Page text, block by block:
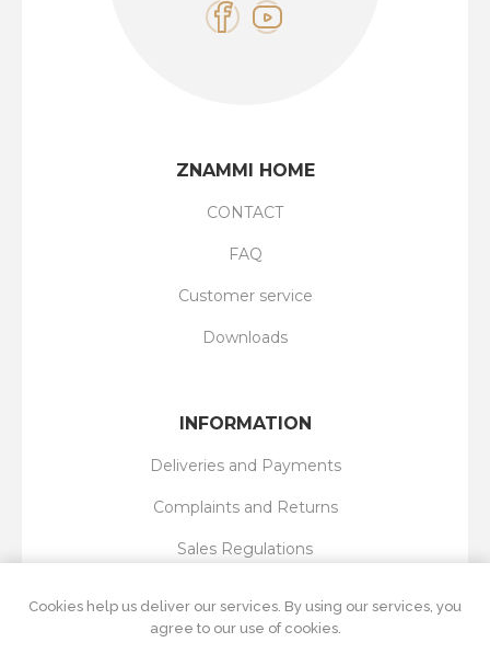
ZNAMMI HOME
CONTACT
FAQ
Customer service
Downloads
INFORMATION
Deliveries and Payments
Complaints and Returns
Sales Regulations
Cookies help us deliver our services. By using our services, you
agree to our use of cookies.